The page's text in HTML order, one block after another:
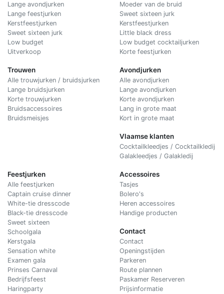
Lange avondjurken
Lange feestjurken
Kerstfeestjurken
Sweet sixteen jurk
Low budget
Uitverkoop
Trouwen
Alle trouwjurken / bruidsjurken
Lange bruidsjurken
Korte trouwjurken
Bruidsaccessoires
Bruidsmeisjes
Moeder van de bruid
Sweet sixteen jurk
Kerstfeestjurken
Little black dress
Low budget cocktailjurken
Korte feestjurken
Avondjurken
Alle avondjurken
Lange avondjurken
Korte avondjurken
Lang in grote maat
Kort in grote maat
Vlaamse klanten
Cocktailkleedjes / Cocktailkledij
Galakleedjes / Galakledij
Feestjurken
Alle feestjurken
Captain cruise dinner
White-tie dresscode
Black-tie dresscode
Sweet sixteen
Schoolgala
Kerstgala
Sensation white
Examen gala
Prinses Carnaval
Bedrijfsfeest
Haringparty
Accessoires
Tasjes
Bolero's
Heren accessoires
Handige producten
Contact
Contact
Openingstijden
Parkeren
Route plannen
Paskamer Reserveren
Prijsinformatie